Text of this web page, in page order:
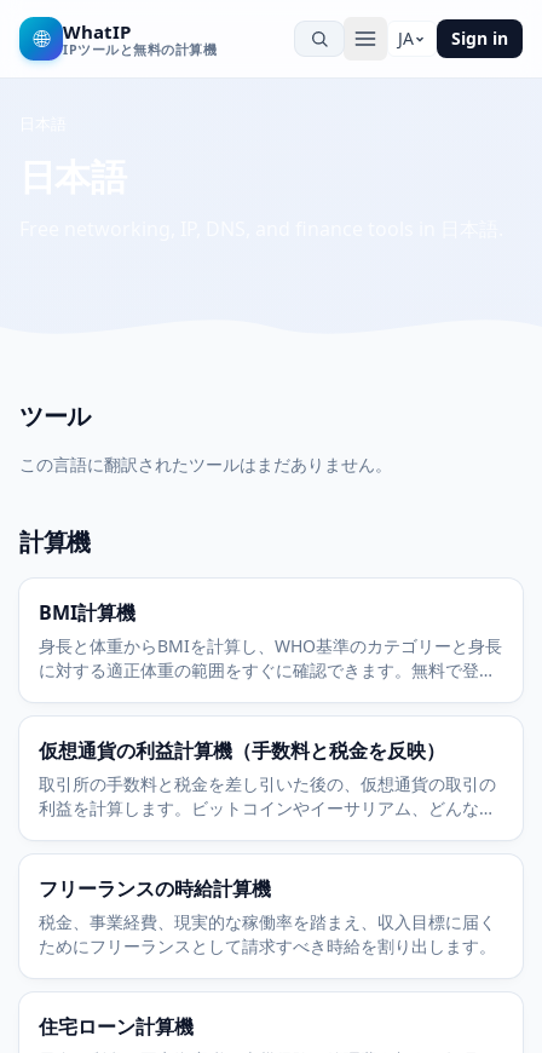
🌐 WhatIP
IPツールと無料の計算機 JA Sign in
ツール
この言語に翻訳されたツールはまだありません。
計算機
BMI計算機
身長と体重からBMIを計算し、WHO基準のカテゴリーと身長
に対する適正体重の範囲をすぐに確認できます。無料で登録
仮想通貨の利益計算機（手数料と税金を反映）
取引所の手数料と税金を差し引いた後の、仮想通貨の取引の
利益を計算します。ビットコインやイーサリアム、どんな銘
フリーランスの時給計算機
税金、事業経費、現実的な稼働率を踏まえ、収入目標に届く
ためにフリーランスとして請求すべき時給を割り出します。
住宅ローン計算機